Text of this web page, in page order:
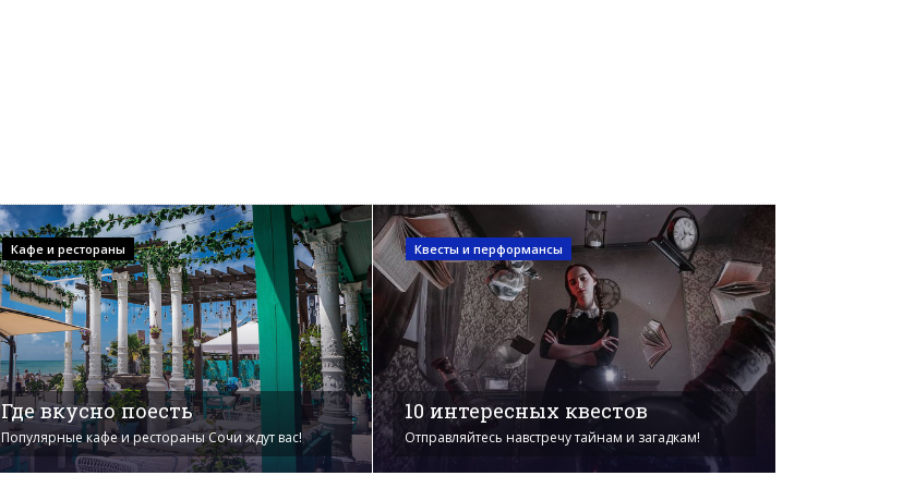
Кафе и рестораны
Где вкусно поесть
Популярные кафе и рестораны Сочи ждут вас!
Квесты и перформансы
10 интересных квестов
Отправляйтесь навстречу тайнам и загадкам!